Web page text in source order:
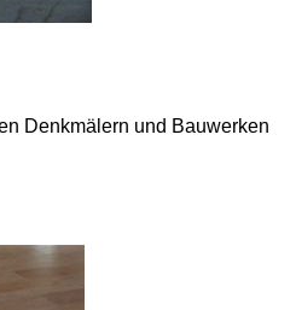
Denkmälern und Bauwerken